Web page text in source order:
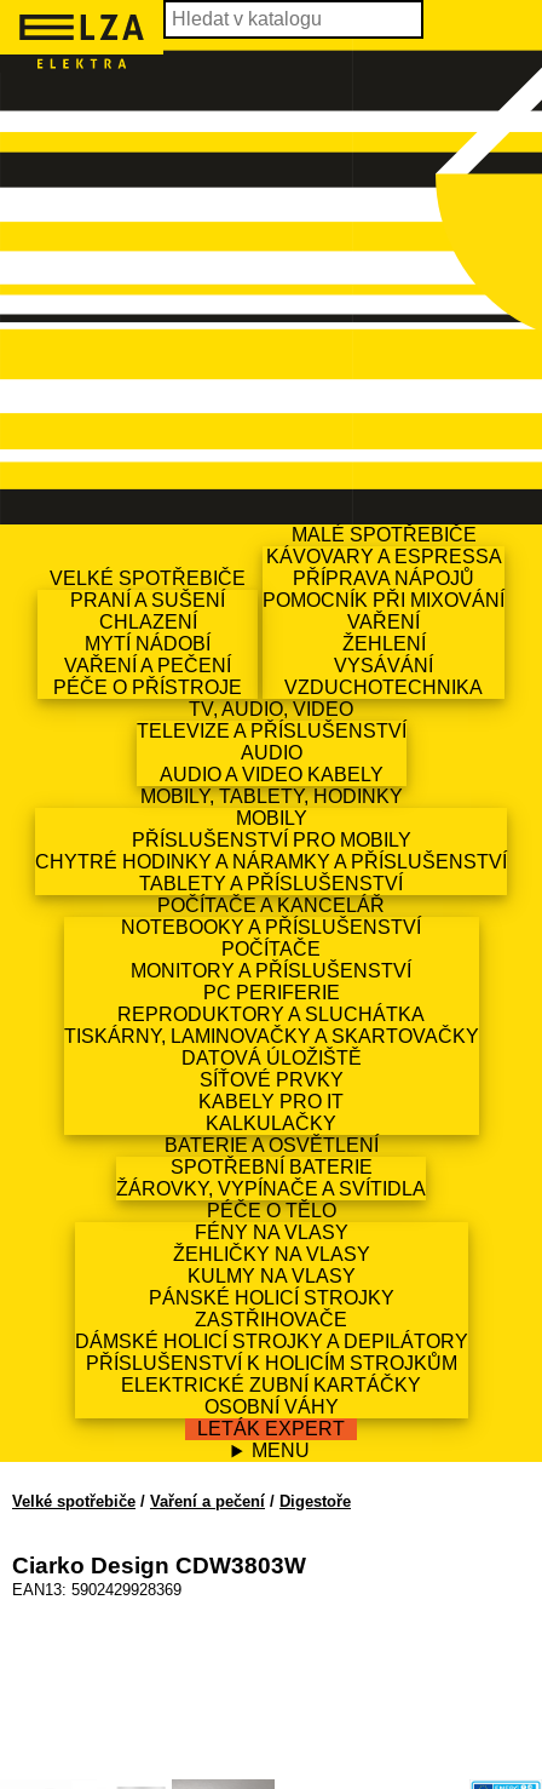
VELKÉ SPOTŘEBIČE
PRANÍ A SUŠENÍ
CHLAZENÍ
MYTÍ NÁDOBÍ
VAŘENÍ A PEČENÍ
PÉČE O PŘÍSTROJE
MALÉ SPOTŘEBIČE
KÁVOVARY A ESPRESSA
PŘÍPRAVA NÁPOJŮ
POMOCNÍK PŘI MIXOVÁNÍ
VAŘENÍ
ŽEHLENÍ
VYSÁVÁNÍ
VZDUCHOTECHNIKA
TV, AUDIO, VIDEO
TELEVIZE A PŘÍSLUŠENSTVÍ
AUDIO
AUDIO A VIDEO KABELY
MOBILY, TABLETY, HODINKY
MOBILY
PŘÍSLUŠENSTVÍ PRO MOBILY
CHYTRÉ HODINKY A NÁRAMKY A PŘÍSLUŠENSTVÍ
TABLETY A PŘÍSLUŠENSTVÍ
POČÍTAČE A KANCELÁŘ
NOTEBOOKY A PŘÍSLUŠENSTVÍ
POČÍTAČE
MONITORY A PŘÍSLUŠENSTVÍ
PC PERIFERIE
REPRODUKTORY A SLUCHÁTKA
TISKÁRNY, LAMINOVAČKY A SKARTOVAČKY
DATOVÁ ÚLOŽIŠTĚ
SÍŤOVÉ PRVKY
KABELY PRO IT
KALKULAČKY
BATERIE A OSVĚTLENÍ
SPOTŘEBNÍ BATERIE
ŽÁROVKY, VYPÍNAČE A SVÍTIDLA
PÉČE O TĚLO
FÉNY NA VLASY
ŽEHLIČKY NA VLASY
KULMY NA VLASY
PÁNSKÉ HOLICÍ STROJKY
ZASTŘIHOVAČE
DÁMSKÉ HOLICÍ STROJKY A DEPILÁTORY
PŘÍSLUŠENSTVÍ K HOLICÍM STROJKŮM
ELEKTRICKÉ ZUBNÍ KARTÁČKY
OSOBNÍ VÁHY
LETÁK EXPERT
MENU
Velké spotřebiče / Vaření a pečení / Digestoře
Ciarko Design CDW3803W
EAN13: 5902429928369